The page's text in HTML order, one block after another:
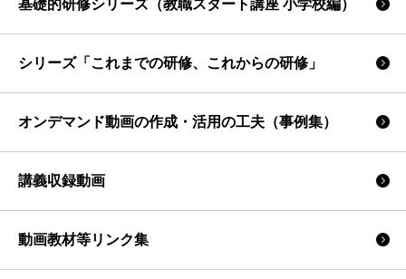
基礎的研修シリーズ（教職スタート講座 小学校編）
シリーズ「これまでの研修、これからの研修」
オンデマンド動画の作成・活用の工夫（事例集）
講義収録動画
動画教材等リンク集